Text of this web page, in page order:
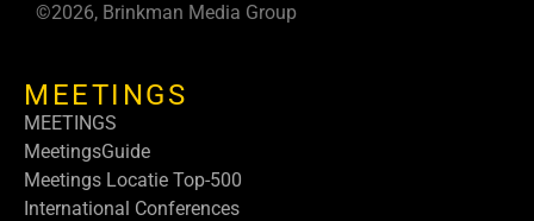
©2026, Brinkman Media Group
MEETINGS
MEETINGS
MeetingsGuide
Meetings Locatie Top-500
International Conferences